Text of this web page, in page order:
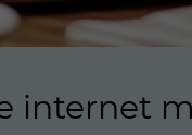
internet